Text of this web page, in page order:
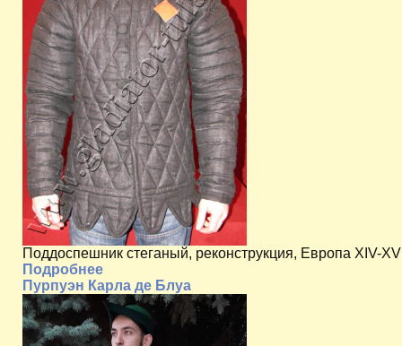
Поддоспешник стеганый, реконструкция, Европа XIV-
Подробнее
Пурпуэн Карла де Блуа